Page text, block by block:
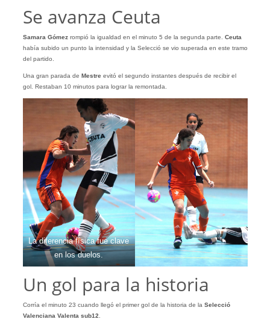
Se avanza Ceuta
Samara Gómezrompió la igualdad en el minuto 5 de la segunda parte. Ceuta
había subido un punto la intensidad y la Selecció se vio superada en este tramo
del partido.
Una gran parada de Mestreevitó el segundo instantes después de recibir el
gol. Restaban 10 minutos para lograr la remontada.
La diferencia física fue clave
en los duelos.
Un gol para la historia
Corría el minuto 23 cuando llegó el primer gol de la historia de la Selecció
Valenciana Valenta sub12